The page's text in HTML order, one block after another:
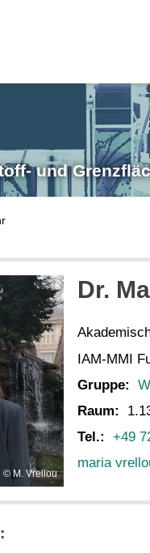
und
M. Vrellou
Dr.
IAM-MMI
Gruppe:
Raum:
Tel.:
+49
maria